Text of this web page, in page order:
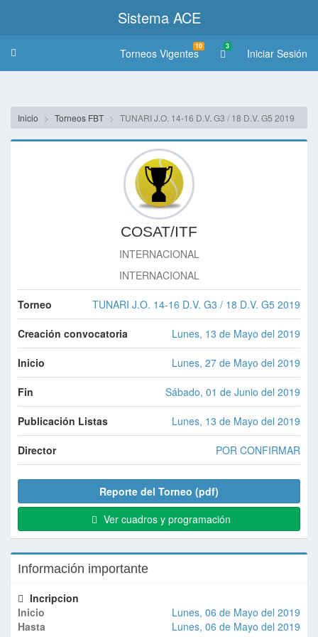
Sistema ACE
Torneos Vigentes
10 3
Iniciar Sesión
Inicio Torneos FBT TUNARI J.O. 14-16 D.V. G3 / 18 D.V. G5 2019
COSAT/ITF
INTERNACIONAL
INTERNACIONAL
Torneo TUNARI J.O. 14-16 D.V. G3 / 18 D.V. G5 2019
Creación convocatoria Lunes, 13 de Mayo del 2019
Inicio Lunes, 27 de Mayo del 2019
Fin Sábado, 01 de Junio del 2019
Publicación Listas Lunes, 13 de Mayo del 2019
Director POR CONFIRMAR
Reporte del Torneo (pdf)
Ver cuadros y programación
Información importante
Incripcion
Inicio
Lunes, 06 de Mayo del 2019
Hasta
Lunes, 06 de Mayo del 2019